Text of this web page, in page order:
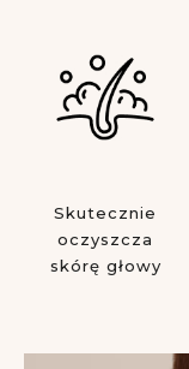
Skutecznie
oczyszcza
skórę głowy